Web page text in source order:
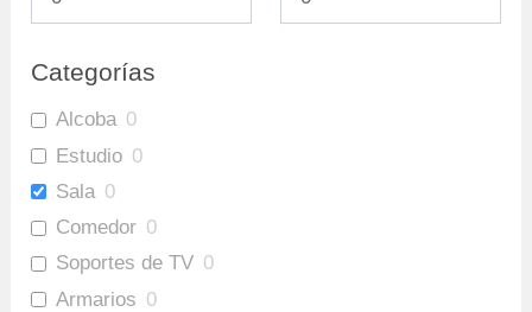
Categorías
Alcoba 0
Estudio 0
Sala 0
Comedor 0
Soportes de TV 0
Armarios 0